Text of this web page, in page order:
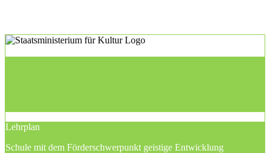
Lehrplan
Schule mit dem Förderschwerpunkt geistige Entwicklung